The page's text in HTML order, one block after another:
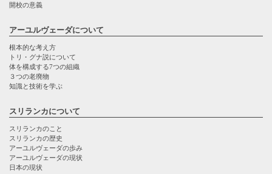
開校の意義
アーユルヴェーダについて
根本的な考え方
トリ・グナ説について
体を構成する7つの組織
３つの老廃物
知識と技術を学ぶ
スリランカについて
スリランカのこと
スリランカの歴史
アーユルヴェーダの歩み
アーユルヴェーダの現状
日本の現状